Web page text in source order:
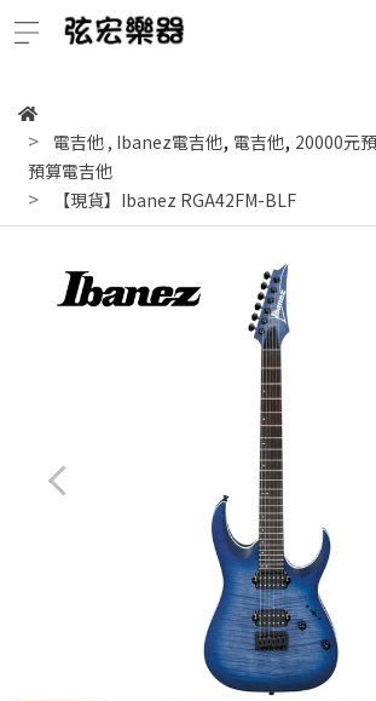
電吉他 , Ibanez電吉他, 電吉他, 20000元
預算電吉他
【現貨】Ibanez RGA42FM-BLF